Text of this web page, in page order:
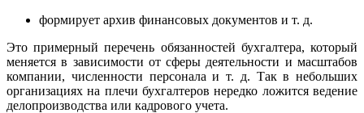
формирует архив финансовых документов и т. д.
Это примерный перечень обязанностей бухгалтера, который
меняется в зависимости от сферы деятельности и масштабов
компании, численности персонала и т. д. Так в небольших
организациях на плечи бухгалтеров нередко ложится ведение
делопроизводства или кадрового учета.